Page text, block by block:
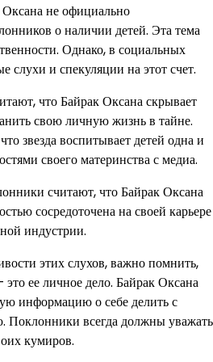
не официально
о наличии детей. Эта тема
Однако, в социальных
слухи и спекуляции на этот счет.
что Байрак Оксана скрывает
свою личную жизнь в тайне.
звезда воспитывает детей одна и
своего материнства с медиа.
считают, что Байрак Оксана
сосредоточена на своей карьере
индустрии.
этих слухов, важно помнить,
ее личное дело. Байрак Оксана
информацию о себе делить с
Поклонники всегда должны уважать
кумиров.